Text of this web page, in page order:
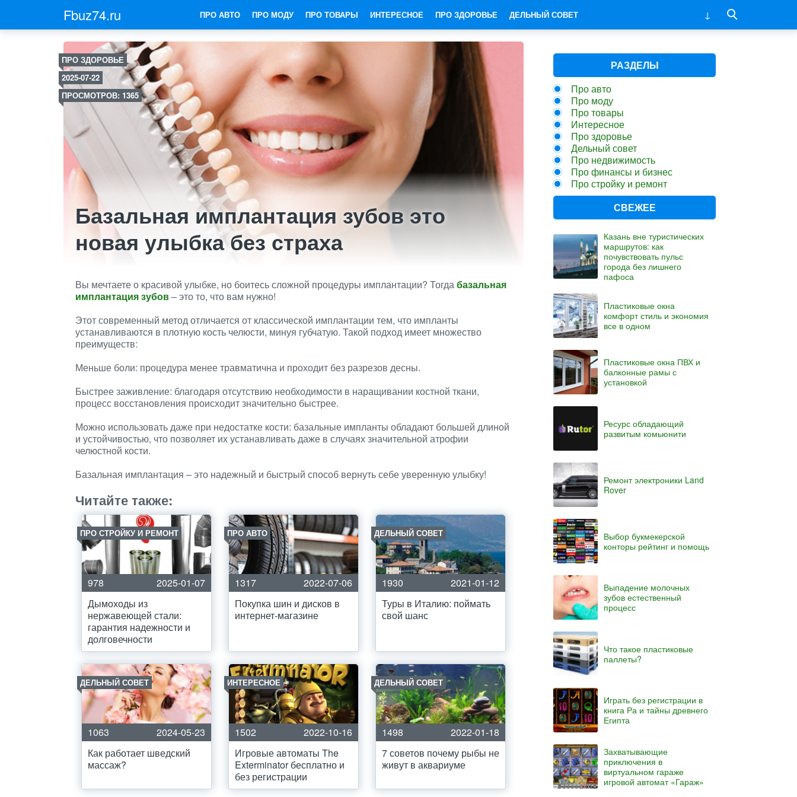
Fbuz74.ru ПРО АВТО ПРО МОДУ ПРО ТОВАРЫ ИНТЕРЕСНОЕ ПРО ЗДОРОВЬЕ ДЕЛЬНЫЙ СОВЕТ
ПРО ЗДОРОВЬЕ
2025-07-22
ПРОСМОТРОВ: 1365
Базальная имплантация зубов это
новая улыбка без страха
Вы мечтаете о красивой улыбке, но боитесь сложной процедуры имплантации? Тогдабазальная
имплантация зубов– это то, что вам нужно!
Этот современный метод отличается от классической имплантации тем, что импланты
устанавливаются в плотную кость челюсти, минуя губчатую. Такой подход имеет множество
преимуществ:
Меньше боли: процедура менее травматична и проходит без разрезов десны.
Быстрее заживление: благодаря отсутствию необходимости в наращивании костной ткани,
процесс восстановления происходит значительно быстрее.
Можно использовать даже при недостатке кости: базальные импланты обладают большей длиной
и устойчивостью, что позволяет их устанавливать даже в случаях значительной атрофии
челюстной кости.
Базальная имплантация – это надежный и быстрый способ вернуть себе уверенную улыбку!
Читайте также:
ПРО СТРОЙКУ И РЕМОНТ
978
2025-01-07
Дымоходы из
нержавеющей стали:
гарантия надежности и
долговечности
ПРО АВТО
1317
2022-07-06
Покупка шин и дисков в
интернет-магазине
ДЕЛЬНЫЙ СОВЕТ
1930
2021-01-12
Туры в Италию: поймать
свой шанс
ДЕЛЬНЫЙ СОВЕТ
1063
2024-05-23
Как работает шведский
массаж?
ИНТЕРЕСНОЕ
1502
2022-10-16
Игровые автоматы The
Exterminator бесплатно и
без регистрации
ДЕЛЬНЫЙ СОВЕТ
1498
2022-01-18
7 советов почему рыбы не
живут в аквариуме
РАЗДЕЛЫ
Про авто
Про моду
Про товары
Интересное
Про здоровье
Дельный совет
Про недвижимость
Про финансы и бизнес
Про стройку и ремонт
СВЕЖЕЕ
Казань вне туристических
маршрутов: как
почувствовать пульс
города без лишнего
пафоса
Пластиковые окна
комфорт стиль и экономия
все в одном
Пластиковые окна ПВХ и
балконные рамы с
установкой
Ресурс обладающий
развитым комьюнити
Ремонт электроники Land
Rover
Выбор букмекерской
конторы рейтинг и помощь
Выпадение молочных
зубов естественный
процесс
Что такое пластиковые
паллеты?
Играть без регистрации в
книга Ра и тайны древнего
Египта
Захватывающие
приключения в
виртуальном гараже
игровой автомат «Гараж»